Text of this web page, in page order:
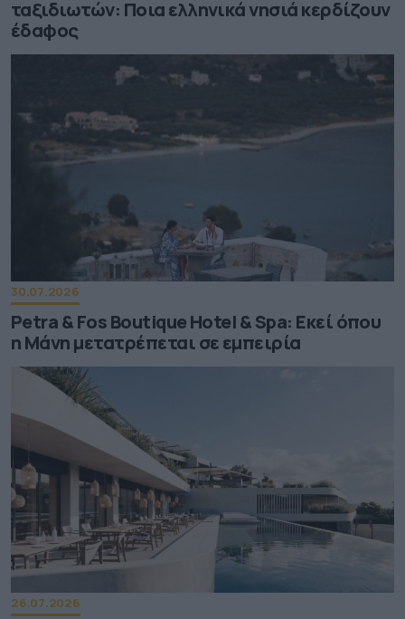
ταξιδιωτών: Ποια ελληνικά νησιά κερδίζουν
έδαφος
30.07.2026
Petra & Fos Boutique Hotel & Spa: Εκεί όπου
η Μάνη μετατρέπεται σε εμπειρία
26.07.2026